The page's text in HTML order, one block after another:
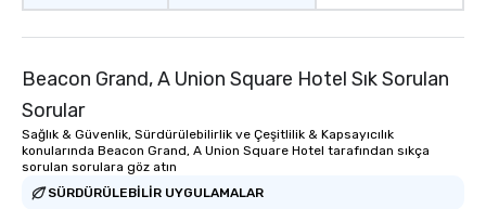
Beacon Grand, A Union Square Hotel Sık Sorulan
Sorular
Sağlık & Güvenlik, Sürdürülebilirlik ve Çeşitlilik & Kapsayıcılık
konularında Beacon Grand, A Union Square Hotel tarafından sıkça
sorulan sorulara göz atın
SÜRDÜRÜLEBILIR UYGULAMALAR